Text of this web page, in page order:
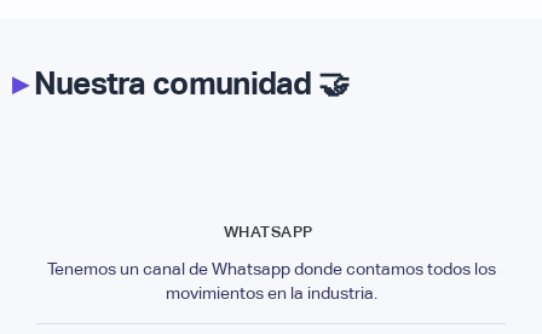
▸Nuestra comunidad 🤝
WHATSAPP
Tenemos un canal de Whatsapp donde contamos todos los
movimientos en la industria.